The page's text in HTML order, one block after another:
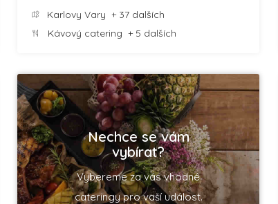
Karlovy Vary + 37 dalších
Kávový catering + 5 dalších
Nechce se vám
vybírat?
Vybereme za vás vhodné
cateringy pro vaší událost.